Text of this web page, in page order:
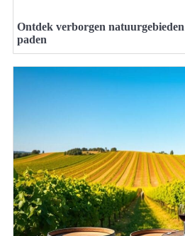
Ontdek verborgen
paden